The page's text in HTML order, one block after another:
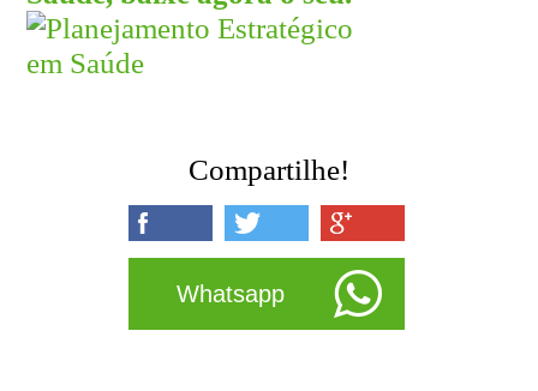
Compartilhe!
Whatsapp